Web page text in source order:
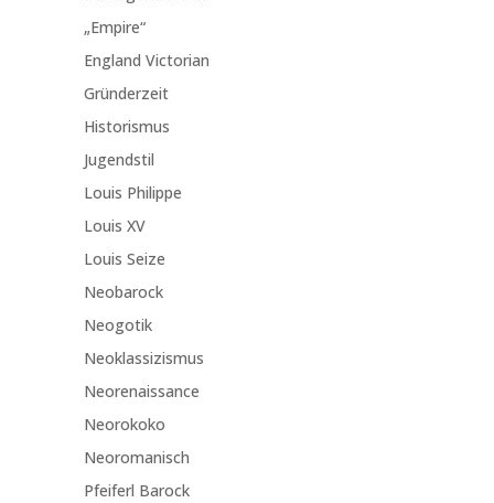
„Empire“
England Victorian
Gründerzeit
Historismus
Jugendstil
Louis Philippe
Louis XV
Louis Seize
Neobarock
Neogotik
Neoklassizismus
Neorenaissance
Neorokoko
Neoromanisch
Pfeiferl Barock